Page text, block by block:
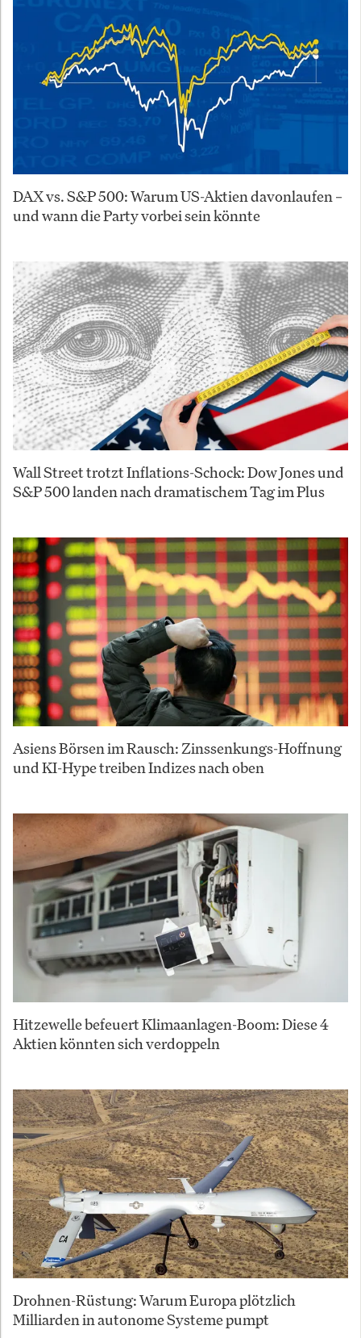
DAX vs. S&P 500: Warum US-Aktien davonlaufen –
und wann die Party vorbei sein könnte
Wall Street trotzt Inflations-Schock: Dow Jones und
S&P 500 landen nach dramatischem Tag im Plus
Asiens Börsen im Rausch: Zinssenkungs-Hoffnung
und KI-Hype treiben Indizes nach oben
Hitzewelle befeuert Klimaanlagen-Boom: Diese 4
Aktien könnten sich verdoppeln
Drohnen-Rüstung: Warum Europa plötzlich
Milliarden in autonome Systeme pumpt